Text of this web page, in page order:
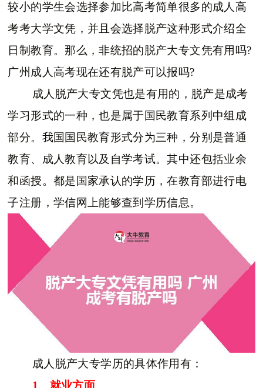
较小的学生会选择参加比高考简单很多的成人高
考考大学文凭，并且会选择脱产这种形式介绍全
日制教育。那么，非统招的脱产大专文凭有用吗?
广州成人高考现在还有脱产可以报吗?
成人脱产大专文凭也是有用的，脱产是成考
学习形式的一种，也是属于国民教育系列中组成
部分。我国国民教育形式分为三种，分别是普通
教育、成人教育以及自学考试。其中还包括业余
和函授。都是国家承认的学历，在教育部进行电
子注册，学信网上能够查到学历信息。
成人脱产大专学历的具体作用有：
1、就业方面